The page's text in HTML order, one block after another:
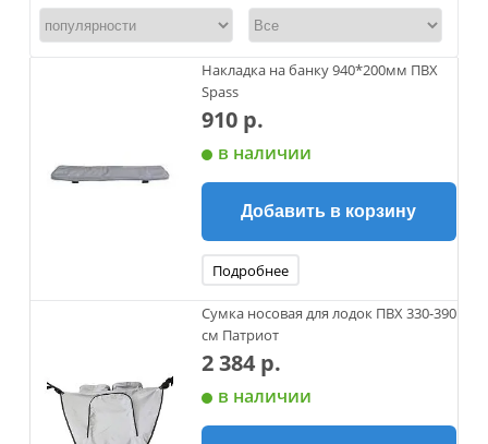
Накладка на банку 940*200мм ПВХ
Spass
910 р.
в наличии
Добавить в корзину
Подробнее
Сумка носовая для лодок ПВХ 330-390
см Патриот
2 384 р.
в наличии